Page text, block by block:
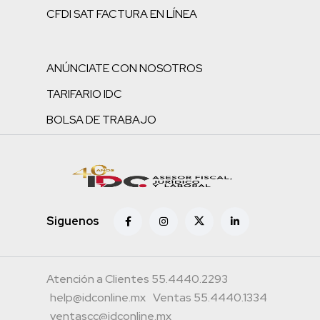
CFDI SAT FACTURA EN LÍNEA
ANÚNCIATE CON NOSOTROS
TARIFARIO IDC
BOLSA DE TRABAJO
Siguenos
Atención a Clientes 55.4440.2293
help@idconline.mx Ventas 55.4440.1334
ventascc@idconline.mx